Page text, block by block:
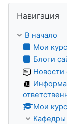
Навигация
В начало
Мои
Блоги
Новости
Мои
Кафедры